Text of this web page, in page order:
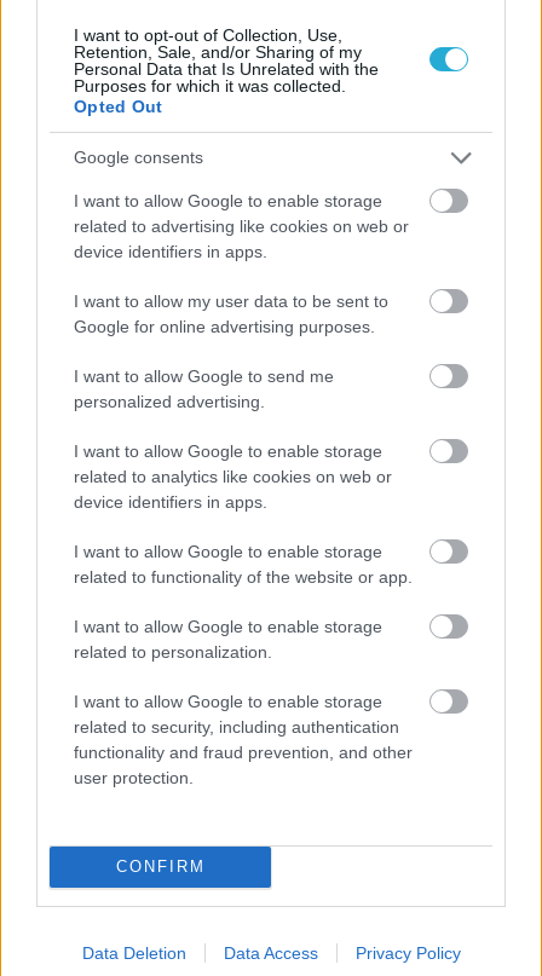
I want to opt-out of Collection, Use,
Retention, Sale, and/or Sharing of my
Personal Data that Is Unrelated with the
Purposes for which it was collected.
Opted Out
Google consents
I want to allow Google to enable storage
related to advertising like cookies on web or
device identifiers in apps.
I want to allow my user data to be sent to
Google for online advertising purposes.
I want to allow Google to send me
personalized advertising.
I want to allow Google to enable storage
related to analytics like cookies on web or
device identifiers in apps.
I want to allow Google to enable storage
related to functionality of the website or app.
I want to allow Google to enable storage
related to personalization.
I want to allow Google to enable storage
related to security, including authentication
functionality and fraud prevention, and other
user protection.
CONFIRM
Data Deletion Data Access Privacy Policy
Aκολουθήστε μας
παντού…